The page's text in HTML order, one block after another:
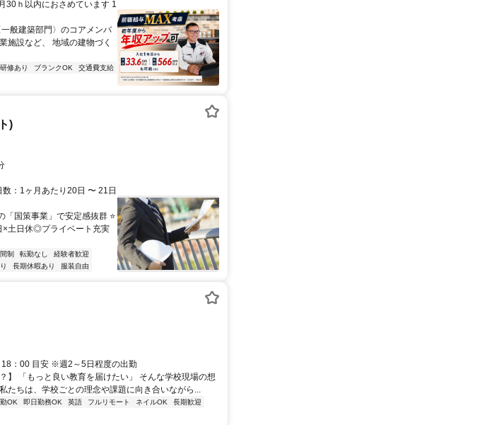
30ｈ以内におさめています 1
般建築部門〉のコアメンバ
施設など、 地域の建物づく
研修あり ブランクOK
交通費支給
)
：1ヶ月あたり20日 〜 21日
「国策事業」で安定感抜群 ⭐
×土日休◎プライベート充実
制 転勤なし
経験者歓迎
長期休暇あり 服装自由
：00 目安 ※週2～5日程度の出勤
】 「もっと良い教育を届けたい」 そんな学校現場の想
たちは、学校ごとの理念や課題に向き合いながら...
OK 即日勤務OK 英語 フルリモート ネイルOK
長期歓迎